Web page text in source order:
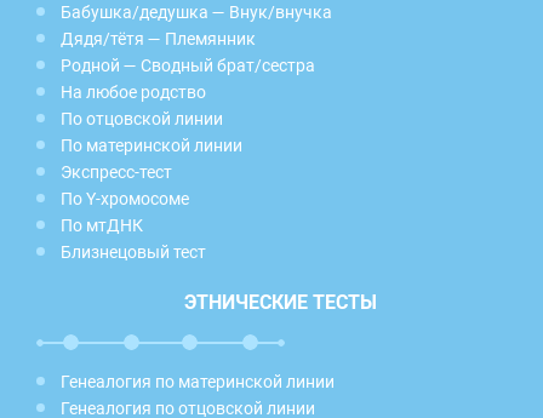
Бабушка/дедушка — Внук/внучка
Дядя/тётя — Племянник
Родной — Сводный брат/сестра
На любое родство
По отцовской линии
По материнской линии
Экспресс-тест
По Y-хромосоме
По мтДНК
Близнецовый тест
ЭТНИЧЕСКИЕ ТЕСТЫ
Генеалогия по материнской линии
Генеалогия по отцовской линии